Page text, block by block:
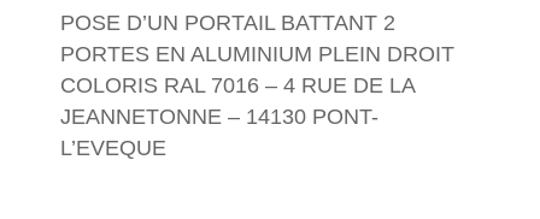
POSE D’UN PORTAIL BATTANT 2
PORTES EN ALUMINIUM PLEIN DROIT
COLORIS RAL 7016 – 4 RUE DE LA
JEANNETONNE – 14130 PONT-
L’EVEQUE